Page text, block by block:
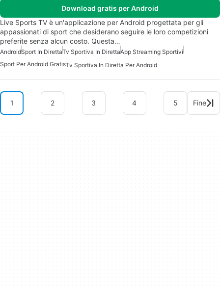
Download gratis per Android
Live Sports TV è un'applicazione per Android progettata per gli
appassionati di sport che desiderano seguire le loro competizioni
preferite senza alcun costo. Questa…
AndroidSport In DirettaTv Sportiva In DirettaApp Streaming Sportivi
Sport Per Android GratisTv Sportiva In Diretta Per Android
1 2 3 4 5 Fine